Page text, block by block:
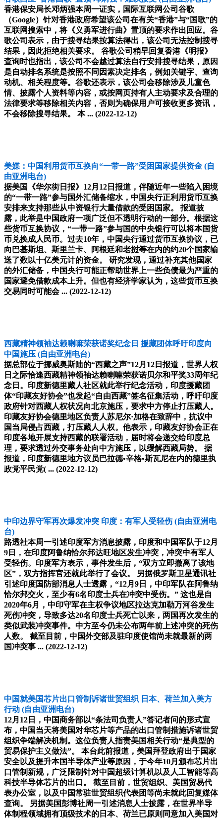
香港保安局长邓炳强本周一证实，国际互联网公司谷歌
（Google）针对香港政府希望该公司在有关“香港”与“国歌”的
互联网搜索中，将《义勇军进行曲》置顶的要求作出回应。谷
歌公司表示，由于搜寻结果按算法得出，该公司无法控制搜寻
结果，因此拒绝相关要求。 谷歌公司稍早回复香港《明报》
查询时也指出，该公司不会越过算法自行安排搜寻结果，原因
是自动排名系统是按照不同因素决定排名，例如关键字、查询
动机、相关程度等。谷歌还表示，该公司会移除涉及儿童色
情、披露个人资料等内容，或按网页持有人主动要求及合理的
法律要求等移除相关内容，否则为确保用户可接收更多资讯，
不会移除搜寻结果。 本 ... (2022-12-12)
美媒：中国利用货币互换向“一带一路”受困国家提供资金 (自
由亚洲电台)
据美国《华尔街日报》12月12日报道，伴随近年一些陷入困境
的“一带一路”参与国外汇储备缩水，中国央行正利用货币互换
安排来支持那些从中资银行大量借款的受困国家。 报道披
露，此举是中国政府一项广泛但不透明行动的一部分。根据这
些货币互换协议，“一带一路”参与国的中央银行可以将本国货
币兑换成人民币。过去10年，中国央行通过货币互换协议，已
向巴基斯坦、斯里兰卡、阿根廷和老挝等在内的约20个国家输
送了数以十亿美元计的资金。 研究发现，通过补充其他国家
的外汇储备，中国央行可能正帮助世界上一些负债最为严重的
国家避免借款成本上升。但也有经济学家认为，这些货币互换
交易同时可能会 ... (2022-12-12)
西藏精神领袖达赖喇嘛荣获诺奖纪念日 援藏团体呼吁印度向
中国施压 (自由亚洲电台)
据总部位于挪威奥斯陆的“西藏之声”12月12日报道，世界人权
日之际恰逢西藏精神领袖达赖喇嘛荣获诺贝尔和平奖33周年纪
念日。印度新德里藏人社区就此举行纪念活动，印度援藏团
体“印藏友好协会”也发起“自由西藏”签名征集活动，呼吁印度
政府针对西藏人权状况向北京施压，要求中方停止打压藏人。
印藏友好协会德里地区负责人苏尼尔·加格在致辞中，抗议中
国当局侵占西藏，打压藏人人权。他表示，印藏友好协会正在
印度各地开展支持西藏的联署活动，届时将会递交给印度总
理，要求透过外交事务处向中方施压，以缓解西藏局势。 据
报道，印度新德里地方议员巴拉德•辛格•斯瓦尼在内的德里执
政党平民党( ... (2022-12-12)
中印边界守军再次爆发冲突 印度：有军人受轻伤 (自由亚洲电
台)
路透社本周一引述印度军方消息披露，印度和中国军队于12月
9日，在印度阿鲁纳恰尔邦达旺地区发生冲突，冲突中有军人
受轻伤。印度军方表示，事件发生后，“双方立即撤离了该地
区”，双方指挥官还就此举行了会议。 另据俄罗斯卫星通讯社
引述印度国防部消息人士透露，“12月9日，中印军队在阿鲁纳
恰尔邦交火，至少有6名印度士兵在冲突中受伤。” 这也是自
2020年6月，中印守军在主权争议地区拉达克加勒万河谷发生
死伤冲突，导致多达20名印度士兵死亡以来，两国再次发生的
类似武装冲突事件。中方至今仍未公布两年前上述冲突的死伤
人数。 截至目前，中国外交部及驻印度使馆尚未就最新的两
国冲突事 ... (2022-12-12)
中国就美国芯片出口管制诉诸世贸组织 日本、荷兰加入美方
行动 (自由亚洲电台)
12月12日，中国商务部以“条法司负责人”答记者问的形式宣
布，中国当天将美国对华芯片等产品的出口管制措施诉诸世贸
组织争端解决机制。这位负责人指责美国相关行动“是典型的
贸易保护主义做法”。 本台此前报道，美国拜登政府出于国家
安全以及提升本国半导体产业等原因，于今年10月颁布芯片出
口管制新规，广泛限制针对中国超级计算机以及人工智能等高
科技半导体芯片的出口。 截至目前，世贸组织、美国贸易代
表办公室，以及中国常驻世贸组织代表团等尚未就此回复媒体
查询。 另据美国彭博社周一引述消息人士披露，在世界半导
体制程领域拥有顶级技术的日本、荷兰已原则同意加入美国对